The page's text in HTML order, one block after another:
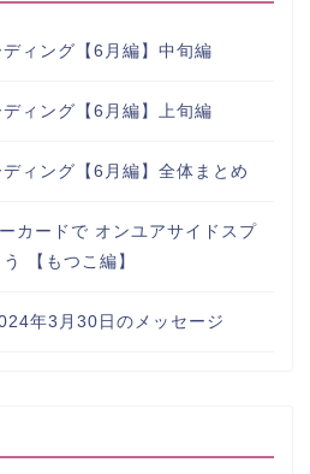
ィング【6月編】中旬編
ィング【6月編】上旬編
ィング【6月編】全体まとめ
カードで オンユアサイドスプ
【もつこ編】
年3月30日のメッセージ